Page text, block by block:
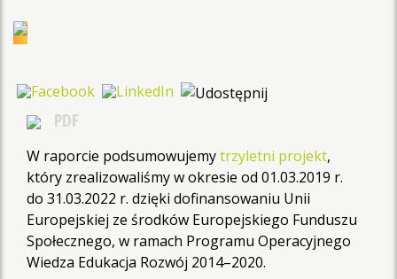
infrastruktury i adaptacja
miast do zmian klimatu
PDF
W raporcie podsumowujemytrzyletni projekt,
który zrealizowaliśmy w okresie od 01.03.2019 r.
do 31.03.2022 r. dzięki dofinansowaniu Unii
Europejskiej ze środków Europejskiego Funduszu
Społecznego, w ramach Programu Operacyjnego
Wiedza Edukacja Rozwój 2014–2020.